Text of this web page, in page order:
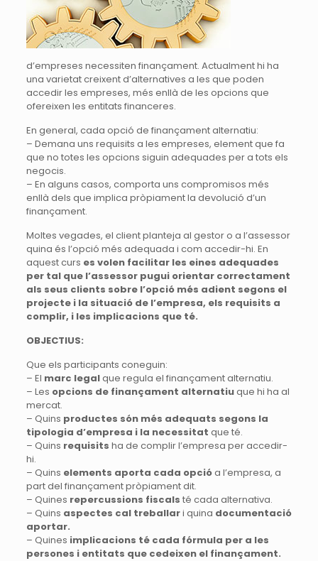
d’empreses necessiten finançament. Actualment hi ha
una varietat creixent d’alternatives a les que poden
accedir les empreses, més enllà de les opcions que
ofereixen les entitats financeres.
En general, cada opció de finançament alternatiu:
– Demana uns requisits a les empreses, element que fa
que no totes les opcions siguin adequades per a tots els
negocis.
– En alguns casos, comporta uns compromisos més
enllà dels que implica pròpiament la devolució d’un
finançament.
Moltes vegades, el client planteja al gestor o a l’assessor
quina és l’opció més adequada i com accedir-hi. En
aquest curs es volen facilitar les eines adequades
per tal que l’assessor pugui orientar correctament
als seus clients sobre l’opció més adient segons el
projecte i la situació de l’empresa, els requisits a
complir, i les implicacions que té.
OBJECTIUS:
Que els participants coneguin:
– El marc legalque regula el finançament alternatiu.
– Les opcions de finançament alternatiuque hi ha al
mercat.
– Quins productes són més adequats segons la
tipologia d’empresa i la necessitat que té.
– Quins requisits ha de complir l’empresa per accedir-
hi.
– Quins elements aporta cada opcióa l’empresa, a
part del finançament pròpiament dit.
– Quines repercussions fiscals té cada alternativa.
– Quins aspectes cal treballari quina documentació
aportar.
– Quines implicacions té cada fórmula per a les
persones i entitats que cedeixen el finançament.